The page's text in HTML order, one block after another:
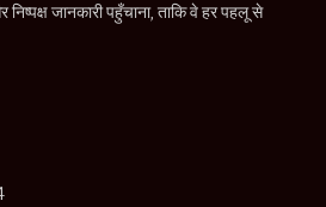
जानकारी पहुँचाना, ताकि वे हर पहलू से